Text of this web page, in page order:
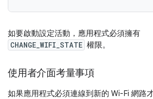
如要啟動設定活動，應用程式必須擁有
CHANGE_WIFI_STATE 權限。
使用者介面考量事項
如果應用程式必須連線到新的 Wi-Fi 網路